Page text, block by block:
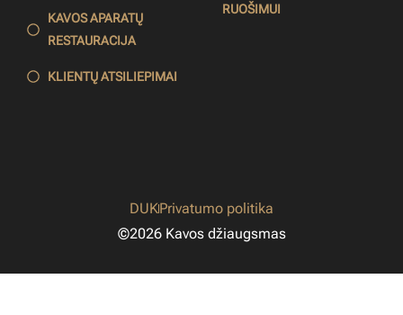
KAVOS APARATŲ
RESTAURACIJA
KLIENTŲ ATSILIEPIMAI
RUOŠIMUI
DUKPrivatumo politika
©2026 Kavos džiaugsmas